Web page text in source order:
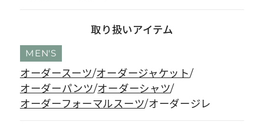
取り扱いアイテム
MEN'S
オーダースーツ オーダージャケット
オーダーパンツ オーダーシャツ
オーダーフォーマルスーツ オーダージレ